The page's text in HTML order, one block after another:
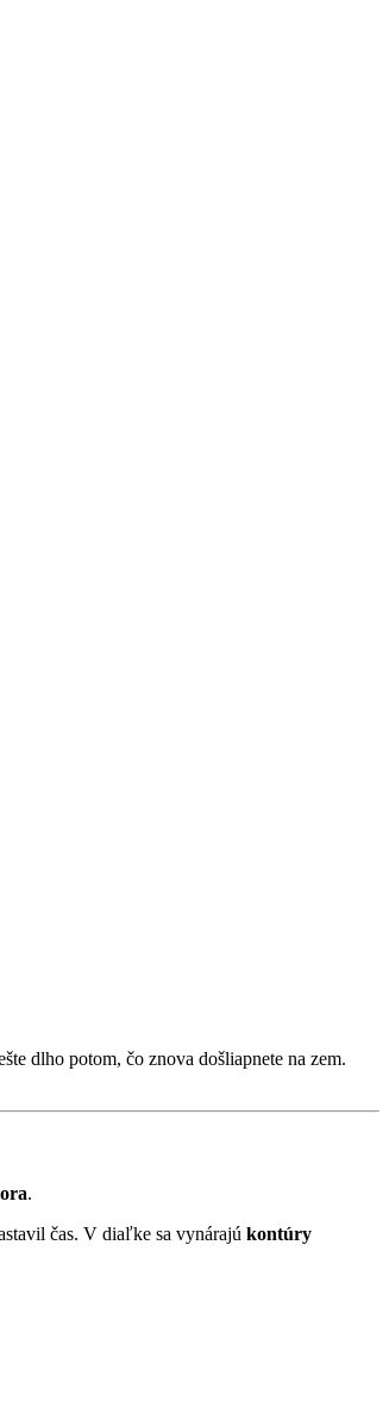
dlho potom, čo znova došliapnete na zem.
.
čas. V diaľke sa vynárajú kontúry